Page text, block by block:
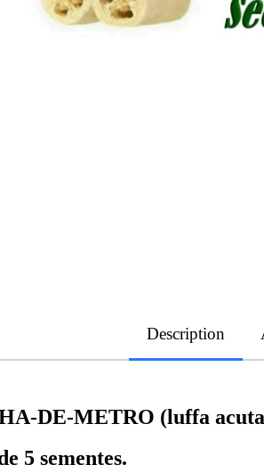
Description
DE-METRO (luffa
5 sementes.